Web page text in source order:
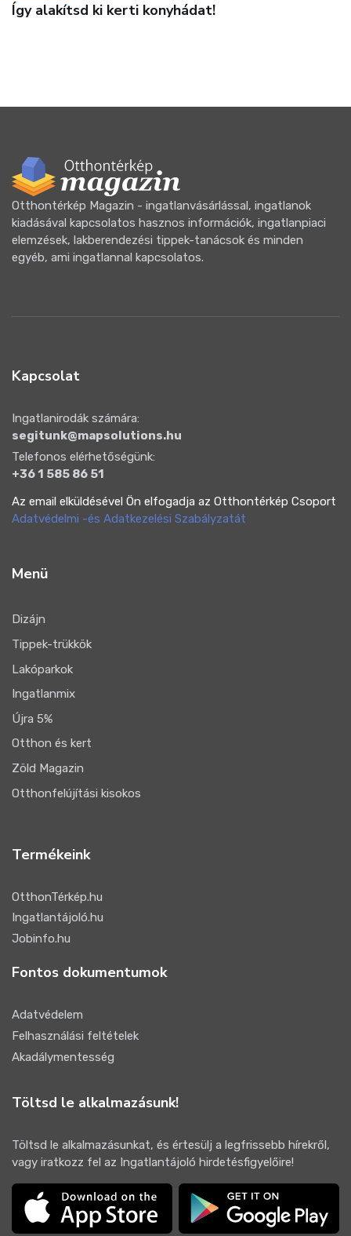
Így alakítsd ki kerti konyhádat!
Otthontérkép Magazin - ingatlanvásárlással, ingatlanok
kiadásával kapcsolatos hasznos információk, ingatlanpiaci
elemzések, lakberendezési tippek-tanácsok és minden
egyéb, ami ingatlannal kapcsolatos.
Kapcsolat
Ingatlanirodák számára:
segitunk@mapsolutions.hu
Telefonos elérhetőségünk:
+36 1 585 86 51
Az email elküldésével Ön elfogadja az Otthontérkép Csoport
Adatvédelmi -és Adatkezelési Szabályzatát
Menü
Dizájn
Tippek-trükkök
Lakóparkok
Ingatlanmix
Újra 5%
Otthon és kert
Zöld Magazin
Otthonfelújítási kisokos
Termékeink
OtthonTérkép.hu
Ingatlantájoló.hu
Jobinfo.hu
Fontos dokumentumok
Adatvédelem
Felhasználási feltételek
Akadálymentesség
Töltsd le alkalmazásunk!
Töltsd le alkalmazásunkat, és értesülj a legfrissebb hírekről,
vagy iratkozz fel az Ingatlantájoló hirdetésfigyelőire!